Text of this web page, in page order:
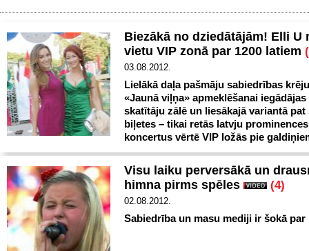
Biezākā no dziedātājām! Elli U
vietu VIP zonā par 1200 latiem
03.08.2012.
Lielākā daļa pašmāju sabiedrības
«Jaunā viļņa» apmeklēšanai
skatītāju zālē un liesākajā variantā pat
biļetes – tikai retās latvju prominences
koncertus vērtē VIP ložās pie
Visu laiku perversākā un
himna pirms spēles
(4)
02.08.2012.
Sabiedrība un masu mediji ir šokā